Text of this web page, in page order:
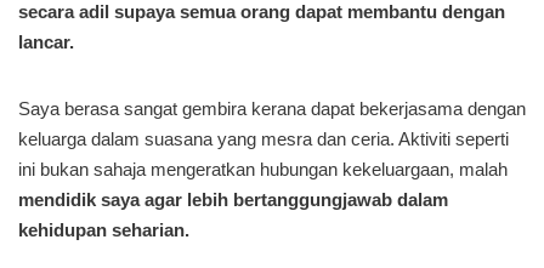
secara adil supaya semua orang dapat membantu dengan
lancar.
Saya berasa sangat gembira kerana dapat bekerjasama dengan
keluarga dalam suasana yang mesra dan ceria. Aktiviti seperti
ini bukan sahaja mengeratkan hubungan kekeluargaan, malah
mendidik saya agar lebih bertanggungjawab dalam
kehidupan seharian.